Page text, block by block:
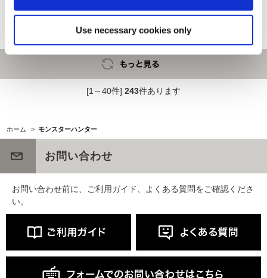
Use necessary cookies only
[1～40件] 243件あります
ホーム > モンスターハンター
お問い合わせ
お問い合わせ前に、ご利用ガイド、よくある質問をご確認くださ
い。